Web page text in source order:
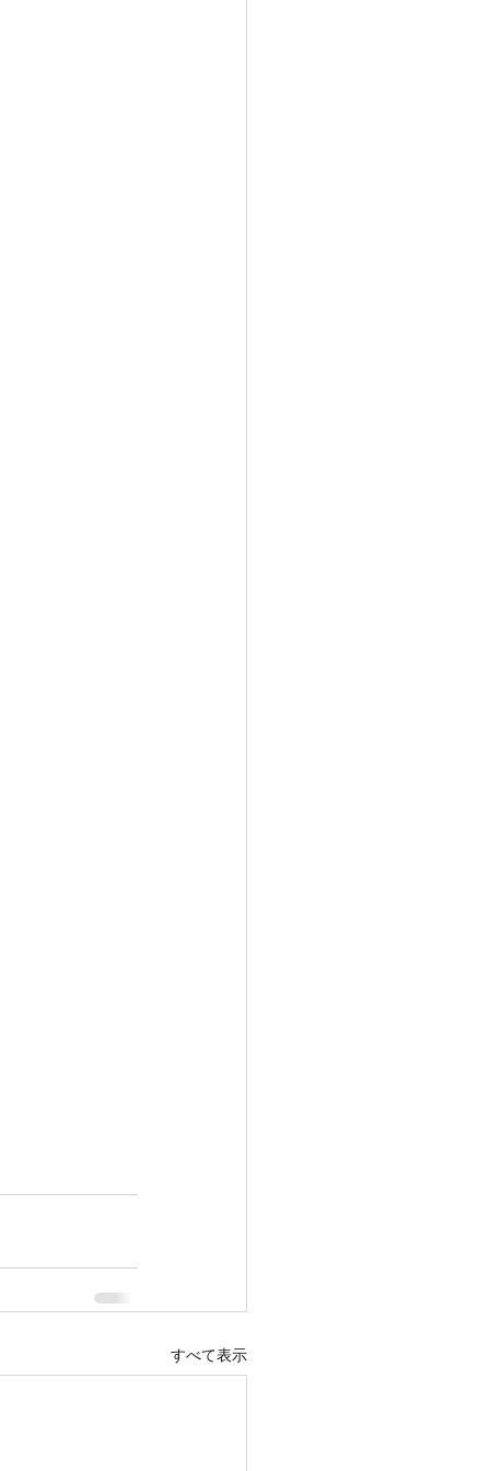
すべて表示